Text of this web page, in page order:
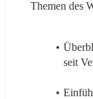
Themen des
seit